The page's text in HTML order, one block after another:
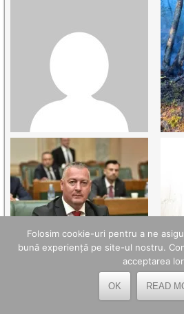
Folosim cookie-uri pentru a ne
bună experiență pe site-ul nostru.
acceptarea lor.
OK READ